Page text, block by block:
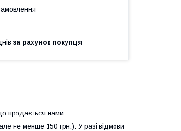
за рахунок покупця
продається нами.
не менше 150 грн.). У разі відмови